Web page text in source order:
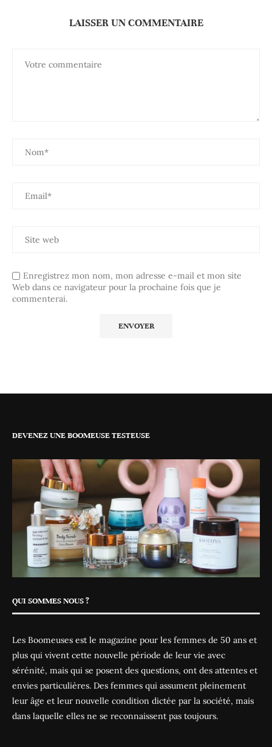
LAISSER UN COMMENTAIRE
Enregistrez mon nom, mon adresse e-mail et mon site
Web dans ce navigateur pour la prochaine fois que je
commenterai.
DEVENEZ UNE BOOMEUSE TESTEUSE
QUI SOMMES NOUS ?
Les Boomeuses est le magazine pour les femmes de 50 ans et
plus qui vivent cette nouvelle période de leur vie avec
sérénité, mais qui se posent des questions, ont des attentes et
envies particulières. Des femmes qui assument pleinement
leur âge et leur nouvelle condition dictée par la société, mais
dans laquelle elles ne se reconnaissent pas toujours.